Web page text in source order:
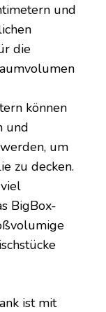
und
die
können
und
um
zu decken.
BigBox-
ist mit